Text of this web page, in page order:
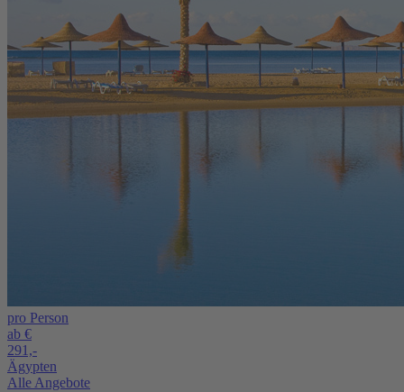
pro Person
ab €
291,-
Ägypten
Alle Angebote